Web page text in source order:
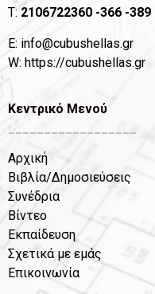
T:2106722360 -366 -389
Ε: info@cubushellas.gr
W: https://cubushellas.gr
Κεντρικό Μενού
Αρχική
Βιβλία/Δημοσιεύσεις
Συνέδρια
Βίντεο
Εκπαίδευση
Σχετικά με εμάς
Επικοινωνία